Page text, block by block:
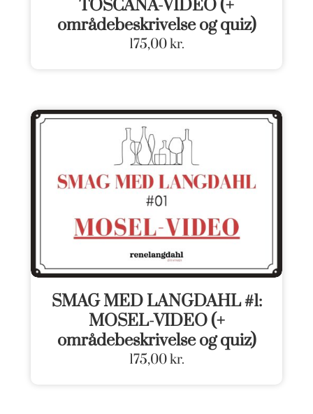
TOSCANA-VIDEO (+
områdebeskrivelse og quiz)
175,00kr.
SMAG MED LANGDAHL #1:
MOSEL-VIDEO (+
områdebeskrivelse og quiz)
175,00kr.